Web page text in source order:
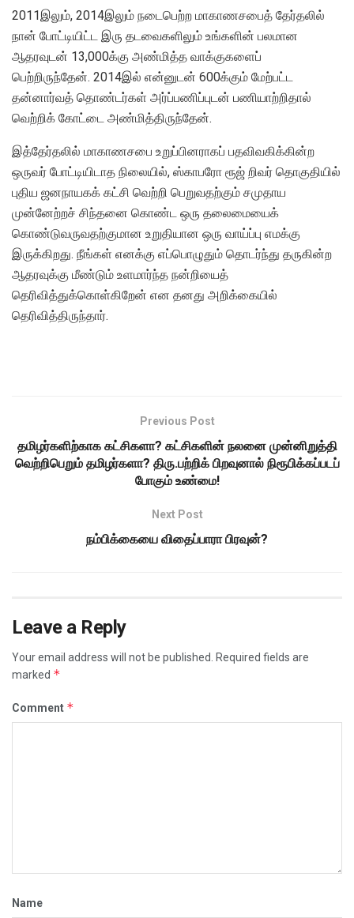
2011இலும், 2014இலும் நடைபெற்ற மாகாணசபைத் தேர்தலில்
நான் போட்டியிட்ட இரு தடவைகளிலும் உங்களின் பலமான
ஆதரவுடன் 13,000க்கு அண்மித்த வாக்குகளைப்
பெற்றிருந்தேன். 2014இல் என்னுடன் 600க்கும் மேற்பட்ட
தன்னார்வத் தொண்டர்கள் அர்ப்பணிப்புடன் பணியாற்றிதால்
வெற்றிக் கோட்டை அண்மித்திருந்தேன்.
இத்தேர்தலில் மாகாணசபை உறுப்பினராகப் பதவிவகிக்கின்ற
ஒருவர் போட்டியிடாத நிலையில், ஸ்காபரோ ரூஜ் றிவர் தொகுதியில்
புதிய ஜனநாயகக் கட்சி வெற்றி பெறுவதற்கும் சமுதாய
முன்னேற்றச் சிந்தனை கொண்ட ஒரு தலைமையைக்
கொண்டுவருவதற்குமான உறுதியான ஒரு வாய்ப்பு எமக்கு
இருக்கிறது. நீங்கள் எனக்கு எப்பொழுதும் தொடர்ந்து தருகின்ற
ஆதரவுக்கு மீண்டும் உளமார்ந்த நன்றியைத்
தெரிவித்துக்கொள்கிறேன் என தனது அறிக்கையில்
தெரிவித்திருந்தார்.
Previous Post
தமிழர்களிற்காக கட்சிகளா? கட்சிகளின் நலனை முன்னிறுத்தி
வெற்றிபெறும் தமிழர்களா? திரு.பற்றிக் பிறவுனால் நிரூபிக்கப்படப்
போகும் உண்மை!
Next Post
நம்பிக்கையை விதைப்பாரா பிரவுன்?
Leave a Reply
Your email address will not be published. Required fields are
marked *
Comment *
Name